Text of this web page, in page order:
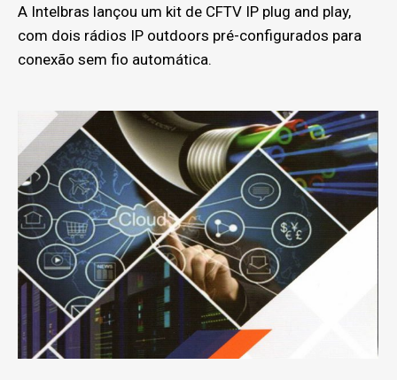
A Intelbras lançou um kit de CFTV IP plug and play,
com dois rádios IP outdoors pré-configurados para
conexão sem fio automática.